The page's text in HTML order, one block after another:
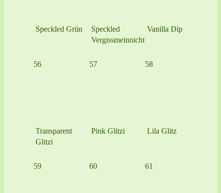
Speckled Grün
Speckled
Vergissmeinnicht
Vanilla Dip
56
Transparent
Glitzi
57
Pink Glitzi
58
Lila Glitz
59 60 61